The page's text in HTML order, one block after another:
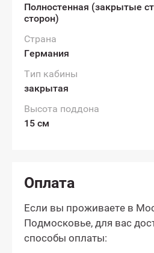
Полностенная (закрытые
сторон)
Страна
Германия
Тип кабины
закрытая
Высота поддона
15 см
Оплата
Если вы проживаете в
Подмосковье, для вас
способы оплаты: